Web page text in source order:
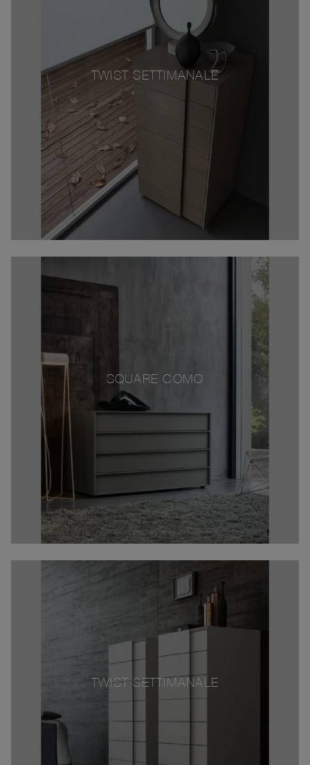
TWIST SETTIMANALE
SQUARE COMO
TWIST SETTIMANALE